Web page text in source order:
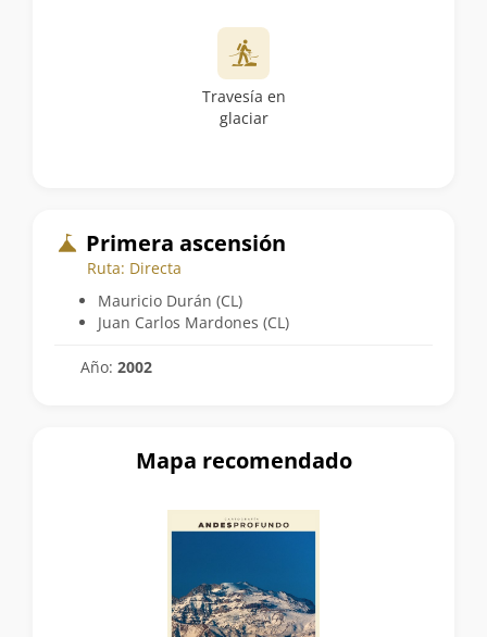
Travesía en
glaciar
Primera ascensión
Ruta: Directa
Mauricio Durán (CL)
Juan Carlos Mardones (CL)
Año: 2002
Mapa recomendado